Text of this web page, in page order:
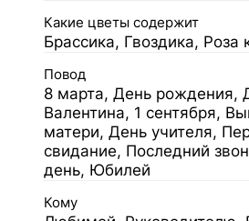
Какие цветы содержит
Брассика, Гвоздика, Роза
Повод
8 марта, День рождения,
Валентина, 1 сентября,
матери, День учителя,
свидание, Последний
день, Юбилей
Кому